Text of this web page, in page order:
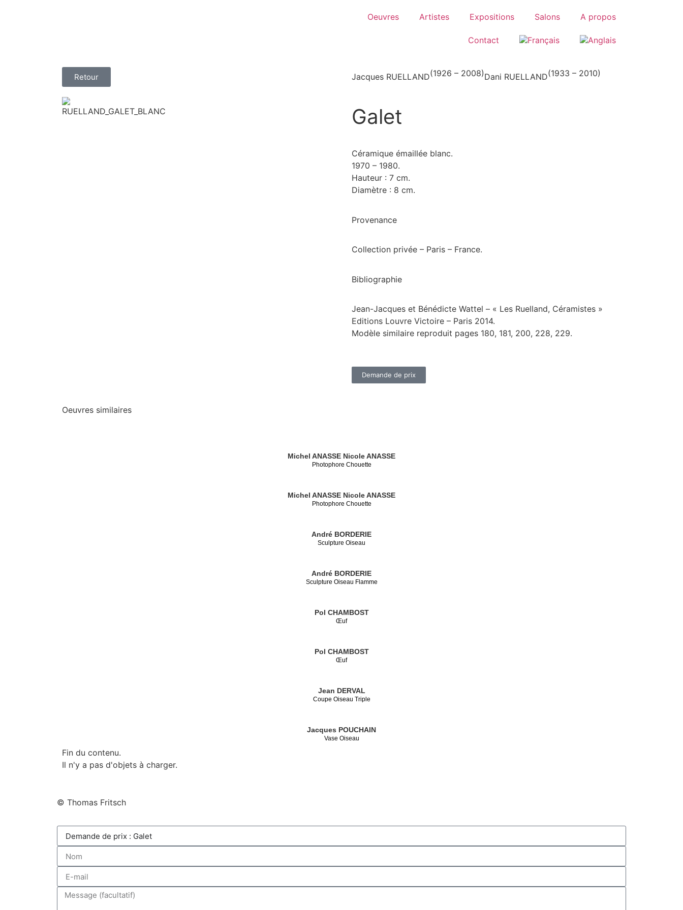
Oeuvres Artistes Expositions Salons A propos
Contact
Retour Jacques RUELLAND(1926 – 2008)Dani RUELLAND(1933 – 2010)
Galet
Céramique émaillée blanc.
1970 – 1980.
Hauteur : 7 cm.
Diamètre : 8 cm.
Provenance
Collection privée – Paris – France.
Bibliographie
Jean-Jacques et Bénédicte Wattel – « Les Ruelland, Céramistes »
Editions Louvre Victoire – Paris 2014.
Modèle similaire reproduit pages 180, 181, 200, 228, 229.
Demande de prix
Oeuvres similaires
Michel ANASSE Nicole ANASSE
Photophore Chouette
Michel ANASSE Nicole ANASSE
Photophore Chouette
André BORDERIE
Sculpture Oiseau
André BORDERIE
Sculpture Oiseau Flamme
Pol CHAMBOST
Œuf
Pol CHAMBOST
Œuf
Jean DERVAL
Coupe Oiseau Triple
Jacques POUCHAIN
Vase Oiseau
Fin du contenu.
Il n'y a pas d'objets à charger.
© Thomas Fritsch